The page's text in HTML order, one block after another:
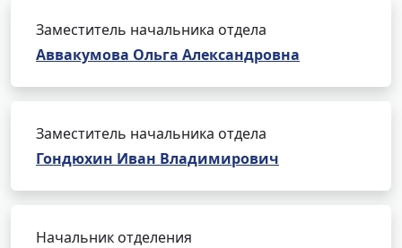
Заместитель начальника отдела
Аввакумова Ольга Александровна
Заместитель начальника отдела
Гондюхин Иван Владимирович
Начальник отделения